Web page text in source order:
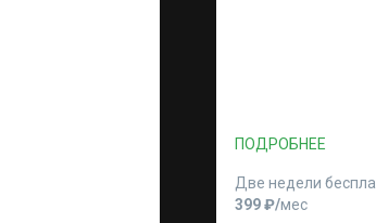
ПОДРОБНЕЕ
Две недели
399 ₽⁠/⁠мес